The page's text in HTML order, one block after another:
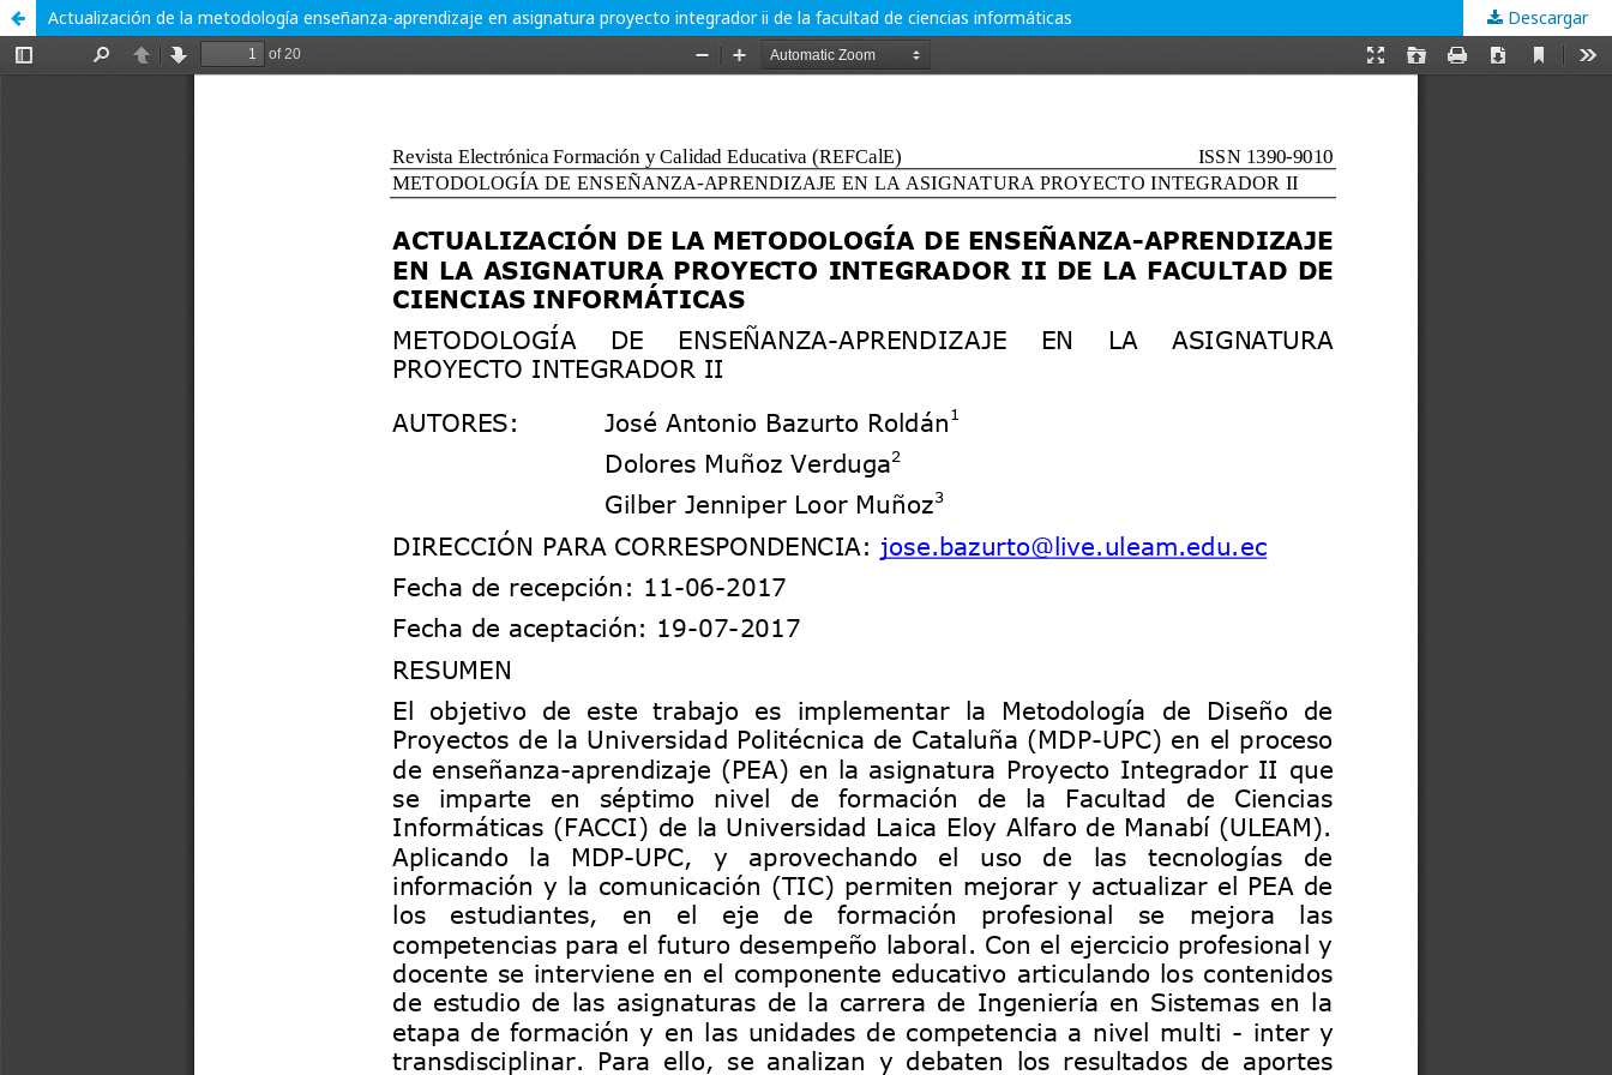
Actualización de la metodología enseñanza-aprendizaje en asignatura proyecto integrador ii de la facultad de ciencias informáticas Descargar